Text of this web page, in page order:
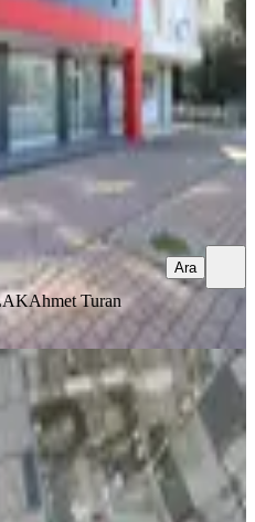
Ahmet Turan
Ara
Menderes
Depo
Mahallesi
Düz Giriş (Zemin)